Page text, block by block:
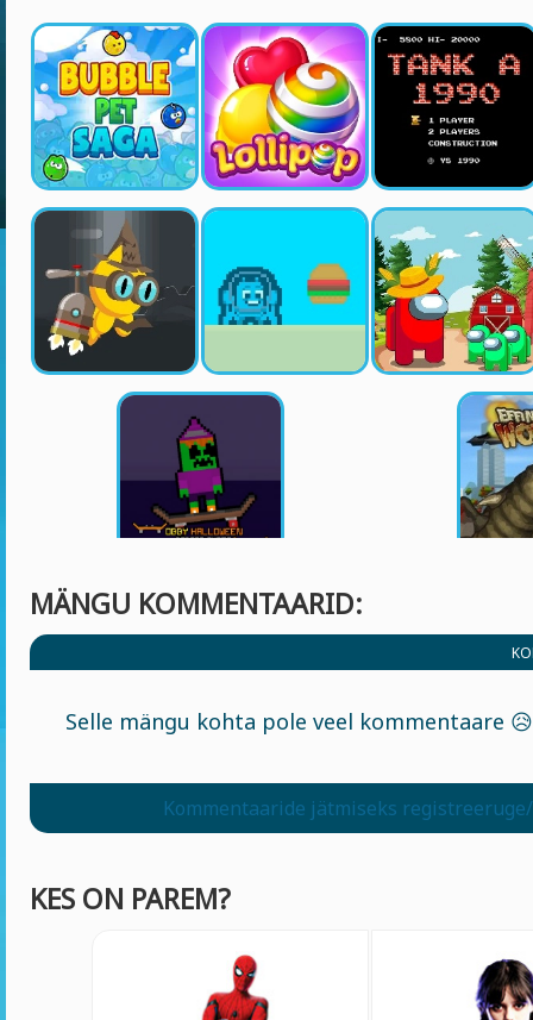
MÄNGU KOMMENTAARID:
Selle mängu kohta pole veel kommentaare
Kommentaaride jätmiseks
KES ON PAREM?